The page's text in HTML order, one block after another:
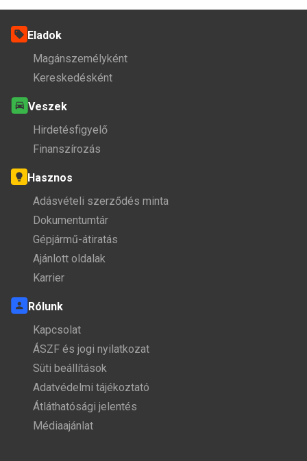
Eladok
Magánszemélyként
Kereskedésként
Veszek
Hirdetésfigyelő
Finanszírozás
Hasznos
Adásvételi szerződés minta
Dokumentumtár
Gépjármű-átiratás
Ajánlott oldalak
Karrier
Rólunk
Kapcsolat
ÁSZF és jogi nyilatkozat
Süti beállítások
Adatvédelmi tájékoztató
Átláthatósági jelentés
Médiaajánlat